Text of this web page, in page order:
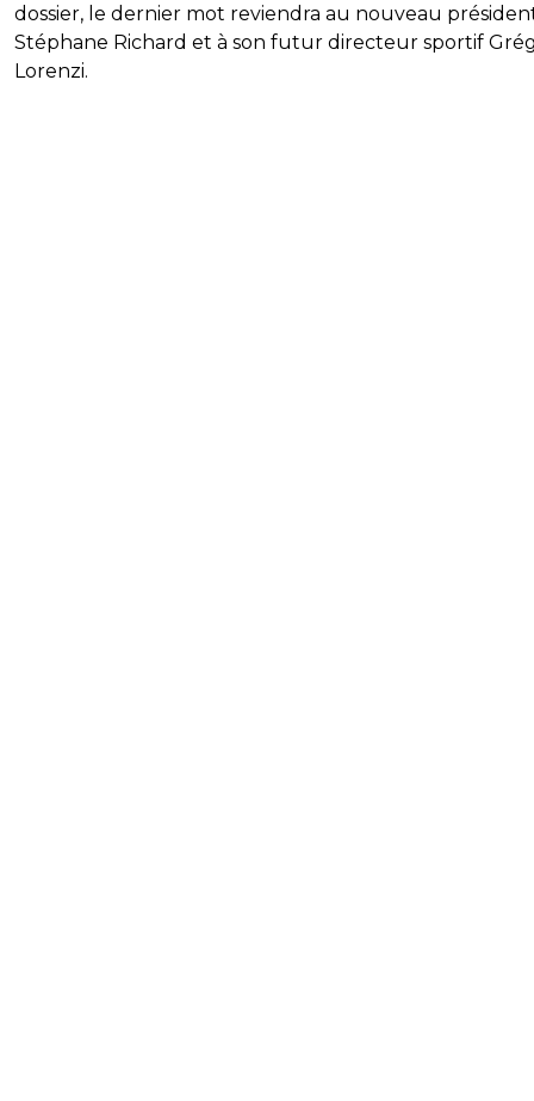
dossier, le dernier mot reviendra au nouveau
Stéphane Richard et à son futur directeur sportif
Lorenzi.